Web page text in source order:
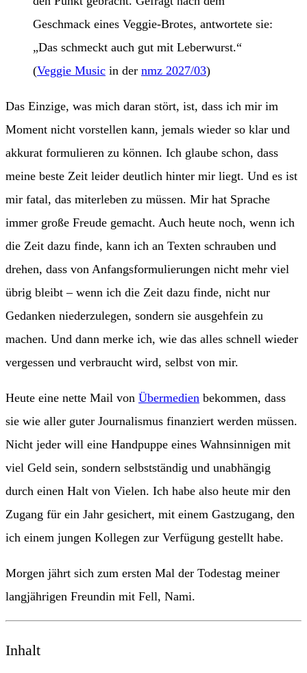
Geschmack eines Veggie-Brotes, antwortete sie:
„Das schmeckt auch gut mit Leberwurst.“
(Veggie Music in der nmz 2027/03)
Das Einzige, was mich daran stört, ist, dass ich mir im
Moment nicht vorstellen kann, jemals wieder so klar und
akkurat formulieren zu können. Ich glaube schon, dass
meine beste Zeit leider deutlich hinter mir liegt. Und es ist
mir fatal, das miterleben zu müssen. Mir hat Sprache
immer große Freude gemacht. Auch heute noch, wenn ich
die Zeit dazu finde, kann ich an Texten schrauben und
drehen, dass von Anfangsformulierungen nicht mehr viel
übrig bleibt – wenn ich die Zeit dazu finde, nicht nur
Gedanken niederzulegen, sondern sie ausgehfein zu
machen. Und dann merke ich, wie das alles schnell wieder
vergessen und verbraucht wird, selbst von mir.
Heute eine nette Mail von Übermedien bekommen, dass
sie wie aller guter Journalismus finanziert werden müssen.
Nicht jeder will eine Handpuppe eines Wahnsinnigen mit
viel Geld sein, sondern selbstständig und unabhängig
durch einen Halt von Vielen. Ich habe also heute mir den
Zugang für ein Jahr gesichert, mit einem Gastzugang, den
ich einem jungen Kollegen zur Verfügung gestellt habe.
Morgen jährt sich zum ersten Mal der Todestag meiner
langjährigen Freundin mit Fell, Nami.
Inhalt